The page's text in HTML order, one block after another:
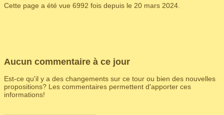
Cette page a été vue 6992 fois depuis le 20 mars 2024.
Aucun commentaire à ce jour
Est-ce qu'il y a des changements sur ce tour ou bien des nouvelles
propositions? Les commentaires permettent d'apporter ces
informations!